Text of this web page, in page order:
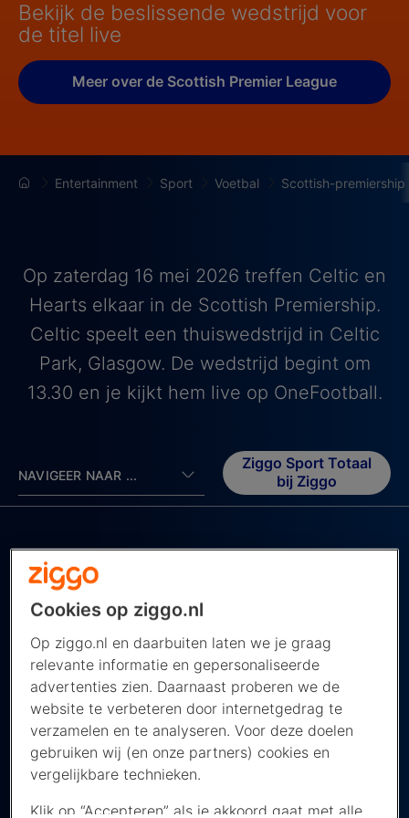
Bekijk de beslissende wedstrijd voor
de titel live
Meer over de Scottish Premier League
Entertainment Sport Voetbal Scottish-premiership
Op zaterdag 16 mei 2026 treffen Celtic en
Hearts elkaar in de Scottish Premiership.
Celtic speelt een thuiswedstrijd in Celtic
Park, Glasgow. De wedstrijd begint om
13.30 en je kijkt hem live op OneFootball.
NAVIGEER NAAR ...
Ziggo Sport Totaal
bij Ziggo
Celtic vs Hearts, Scottish
Premiership
De Scottish Premier League kijk je dit seizoen live
bij OneFootball
Cookies op ziggo.nl
Op ziggo.nl en daarbuiten laten we je graag
relevante informatie en gepersonaliseerde
advertenties zien. Daarnaast proberen we de
website te verbeteren door internetgedrag te
verzamelen en te analyseren. Voor deze doelen
gebruiken wij (en onze partners) cookies en
vergelijkbare technieken.
Klik op “Accepteren” als je akkoord gaat met alle